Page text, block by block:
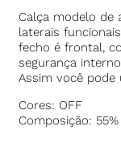
Calça modelo de
laterais
fecho é frontal,
segurança
Assim você
Cores: OFF
Composição: